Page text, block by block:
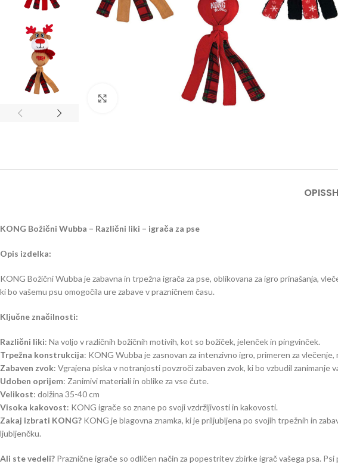
Kliknite za povečavo
OPIS
KONG Božični Wubba – Različni liki – igrača za pse
Opis izdelka:
KONG Božični Wubba je zabavna in trpežna igrača za pse, oblikovana za igro prinašanja,
ki bo vašemu psu omogočila ure zabave v prazničnem času.
Ključne značilnosti:
Različni liki: Na voljo v različnih božičnih motivih, kot so božiček, jelenček in pingvinček.
Trpežna konstrukcija: KONG Wubba je zasnovan za intenzivno igro, primeren za
Zabaven zvok: Vgrajena piska v notranjosti povzroči zabaven zvok, ki bo vzbudil zanimanje
Udoben oprijem: Zanimivi materiali in oblike za vse čute.
Velikost: dolžina 35-40 cm
Visoka kakovost: KONG igrače so znane po svoji vzdržljivosti in kakovosti.
Zakaj izbrati KONG? KONG je blagovna znamka, ki je priljubljena po svojih trpežnih in
ljubljenčku.
Ali ste vedeli? Praznične igrače so odličen način za popestritev zbirke igrač vašega psa.